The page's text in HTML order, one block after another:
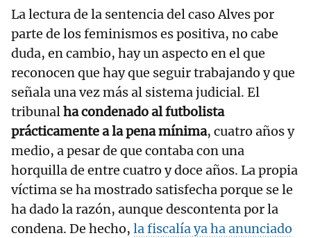
La lectura de la sentencia del caso Alves por
parte de los feminismos es positiva, no cabe
duda, en cambio, hay un aspecto en el que
reconocen que hay que seguir trabajando y que
señala una vez más al sistema judicial. El
tribunalha condenado al futbolista
prácticamente a la pena mínima, cuatro años y
medio, a pesar de que contaba con una
horquilla de entre cuatro y doce años. La propia
víctima se ha mostrado satisfecha porque se le
ha dado la razón, aunque descontenta por la
condena. De hecho, la fiscalía ya ha anunciado